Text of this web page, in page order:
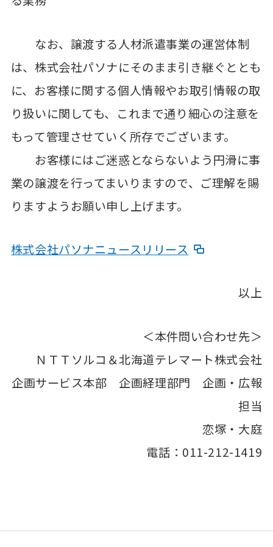
なお、譲渡する人材派遣事業の運営体制
は、株式会社パソナにそのまま引き継ぐととも
に、お客様に関する個人情報やお取引情報の取
り扱いに関しても、これまで通り細心の注意を
もって管理させていく所存でございます。
お客様にはご迷惑とならないよう円滑に事
業の譲渡を行ってまいりますので、ご理解を賜
りますようお願い申し上げます。
株式会社パソナニュースリリース
以上
＜本件問い合わせ先＞
ＮＴＴソルコ＆北海道テレマート株式会社
企画サービス本部 企画経理部門 企画・広報
担当
恋塚・大庭
電話：011-212-1419